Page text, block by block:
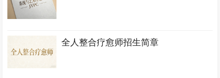
全人整合疗愈师招生简章